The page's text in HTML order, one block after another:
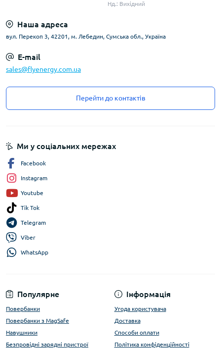
Нд.: Вихідний
Наша адреса
вул. Перекоп 3, 42201, м. Лебедин, Сумська обл., Україна
E-mail
sales@flyenergy.com.ua
Перейти до контактів
Популярне
Повербанки
Повербанки з MagSafe
Навушники
Безпровідні зарядні пристрої
Інформація
Угода користувача
Доставка
Способи оплати
Політика конфіденційності
Ми у соціальних мережах
Facebook
Instagram
Youtube
Tik Tok
Telegram
Viber
WhatsApp